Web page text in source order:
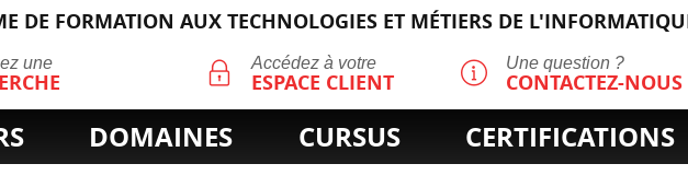
DE FORMATION AUX TECHNOLOGIES ET MÉTIERS DE
une Accédez à votre
ESPACE CLIENT
Une question ?
CONTACTEZ-NOUS
DOMAINES CURSUS CERTIFICATIONS